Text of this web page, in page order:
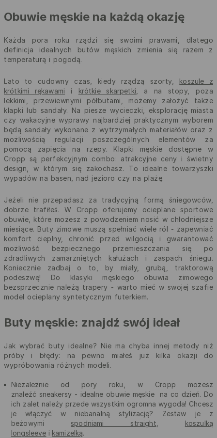
Obuwie męskie na każdą okazję
Każda pora roku rządzi się swoimi prawami, dlatego
definicja idealnych butów męskich zmienia się razem z
temperaturą i pogodą.
Lato to cudowny czas, kiedy rządzą szorty, koszule z
krótkimi rękawami i krótkie skarpetki , a na stopy, poza
lekkimi, przewiewnymi półbutami, możemy założyć także
klapki lub sandały. Na piesze wycieczki, eksplorację miasta
czy wakacyjne wyprawy najbardziej praktycznym wyborem
będą sandały wykonane z wytrzymałych materiałów oraz z
możliwością regulacji poszczególnych elementów za
pomocą zapięcia na rzepy. Klapki męskie dostępne w
Cropp są perfekcyjnym combo: atrakcyjne ceny i świetny
design, w którym się zakochasz. To idealne towarzyszki
wypadów na basen, nad jezioro czy na plażę.
Jeżeli nie przepadasz za tradycyjną formą śniegowców,
dobrze trafiłeś. W Cropp oferujemy ocieplane sportowe
obuwie, które możesz z powodzeniem nosić w chłodniejsze
miesiące. Buty zimowe muszą spełniać wiele ról - zapewniać
komfort cieplny, chronić przed wilgocią i gwarantować
możliwość bezpiecznego przemieszczania się po
zdradliwych zamarzniętych kałużach i zaspach śniegu.
Koniecznie zadbaj o to, by miały, grubą, traktorową
podeszwę! Do klasyki męskiego obuwia zimowego
bezsprzecznie należą trapery - warto mieć w swojej szafie
model ocieplany syntetycznym futerkiem.
Buty męskie: znajdź swój ideał
Jak wybrać buty idealne? Nie ma chyba innej metody niż
próby i błędy: na pewno miałeś już kilka okazji do
wypróbowania różnych modeli.
Niezależnie od pory roku, w Cropp możesz
znaleźć sneakersy - idealne obuwie męskie na co dzień. Do
ich zalet należy przede wszystkim ogromna wygoda! Chcesz
je włączyć w niebanalną stylizację? Zestaw je z
beżowymi spodniami straight
koszulką
longsleeve i kamizelką.